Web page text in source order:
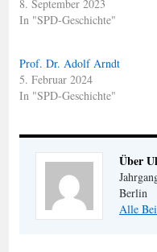
8. September 2023
In "SPD-Geschichte"
Prof. Dr. Adolf Arndt
5. Februar 2024
In "SPD-Geschichte"
Über
Berlin
Alle